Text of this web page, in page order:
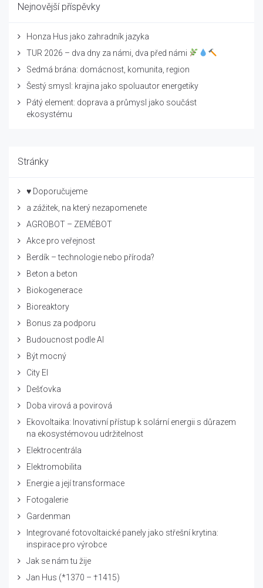
Nejnovější příspěvky
Honza Hus jako zahradník jazyka
TUR 2026 – dva dny za námi, dva před námi
Sedmá brána: domácnost, komunita, region
Šestý smysl: krajina jako spoluautor energetiky
Pátý element: doprava a průmysl jako součást
ekosystému
Stránky
♥ Doporučujeme
a zážitek, na který nezapomenete
AGROBOT – ZEMĚBOT
Akce pro veřejnost
Berdík – technologie nebo příroda?
Beton a beton
Biokogenerace
Bioreaktory
Bonus za podporu
Budoucnost podle AI
Být mocný
City El
Dešťovka
Doba virová a povirová
Ekovoltaika: Inovativní přístup k solární energii s důrazem
na ekosystémovou udržitelnost
Elektrocentrála
Elektromobilita
Energie a její transformace
Fotogalerie
Gardenman
Integrované fotovoltaické panely jako střešní krytina:
inspirace pro výrobce
Jak se nám tu žije
Jan Hus (*1370 – †1415)